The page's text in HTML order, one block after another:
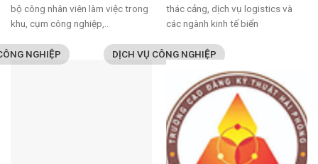
NGHIỆP
bộ công nhân viên làm việc trong
khu, cụm công nghiệp,..
DỊCH VỤ CÔNG NGHIỆP
thác cảng, dịch vụ logistics và
các ngành kinh tế biển